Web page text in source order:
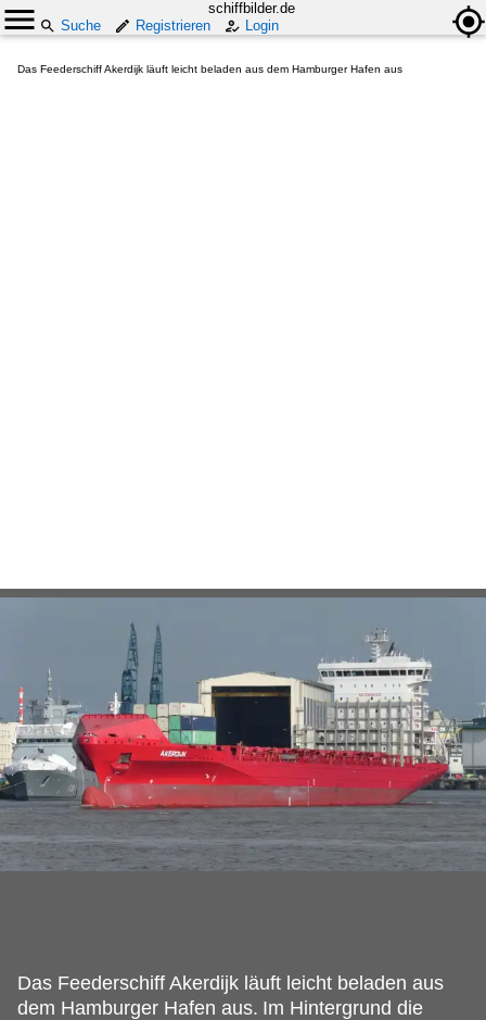
schiffbilder.de
Suche
Registrieren Login
Das Feederschiff Akerdijk läuft leicht beladen aus dem Hamburger Hafen aus
Das Feederschiff Akerdijk läuft leicht beladen aus
dem Hamburger Hafen aus. Im Hintergrund die